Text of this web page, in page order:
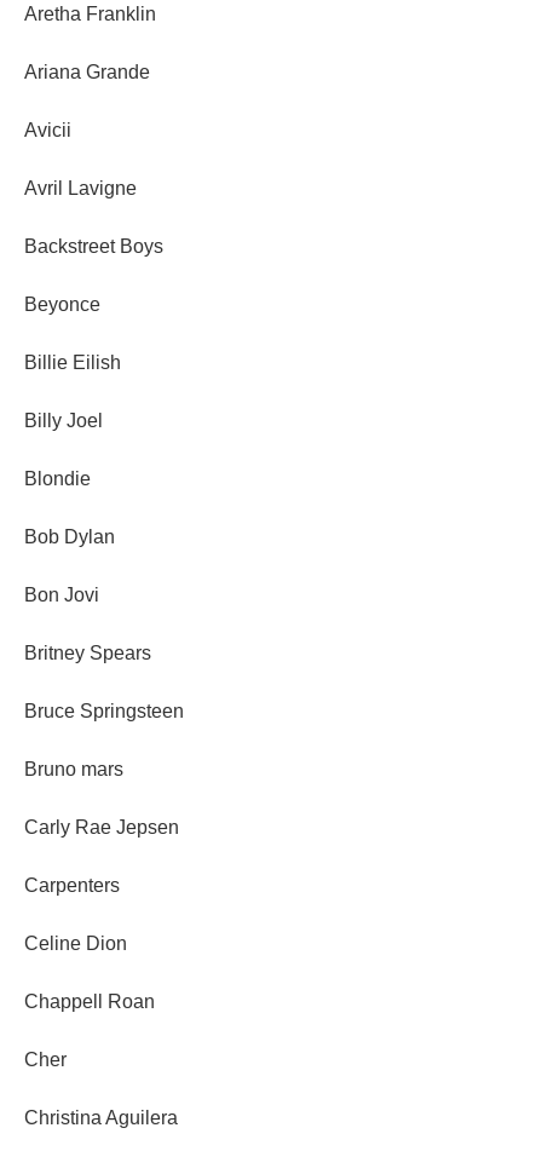
Aretha Franklin
Ariana Grande
Avicii
Avril Lavigne
Backstreet Boys
Beyonce
Billie Eilish
Billy Joel
Blondie
Bob Dylan
Bon Jovi
Britney Spears
Bruce Springsteen
Bruno mars
Carly Rae Jepsen
Carpenters
Celine Dion
Chappell Roan
Cher
Christina Aguilera